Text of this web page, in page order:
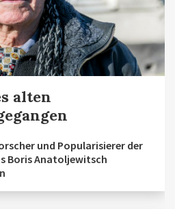
alten
und Popularisierer der
Boris Anatoljewitsch